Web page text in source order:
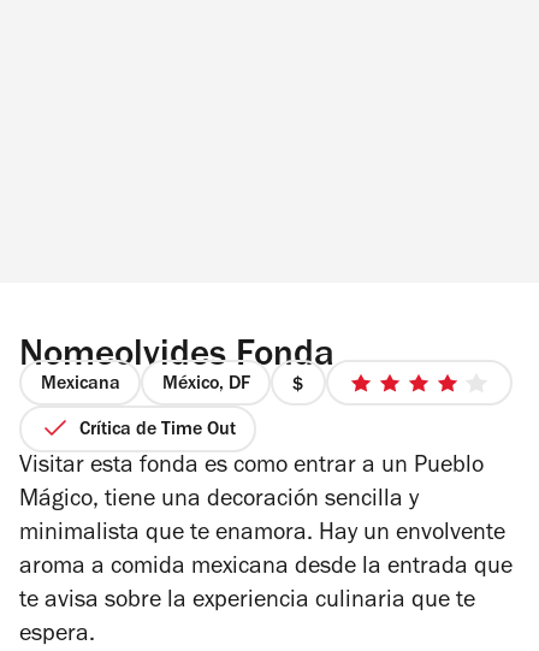
Nomeolvides Fonda
Mexicana México, DF
precio
4
5
Crítica de Time Out
Visitar esta fonda es como entrar a un Pueblo
Mágico, tiene una decoración sencilla y
minimalista que te enamora. Hay un envolvente
aroma a comida mexicana desde la entrada que
te avisa sobre la experiencia culinaria que te
espera.